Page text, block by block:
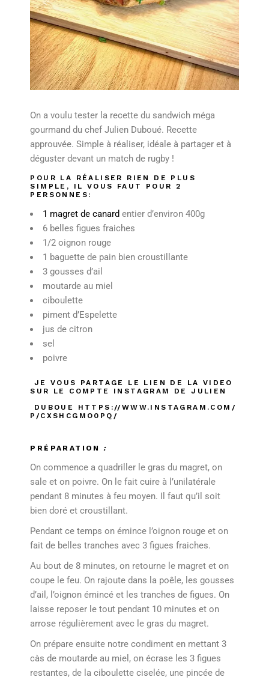
On a voulu tester la recette du sandwich méga
gourmand du chef Julien Duboué. Recette
approuvée. Simple à réaliser, idéale à partager et à
déguster devant un match de rugby !
POUR LA RÉALISER RIEN DE PLUS
SIMPLE, IL VOUS FAUT POUR 2
PERSONNES:
1 magret de canard entier d’environ 400g
6 belles figues fraiches
1/2 oignon rouge
1 baguette de pain bien croustillante
3 gousses d’ail
moutarde au miel
ciboulette
piment d’Espelette
jus de citron
sel
poivre
JE VOUS PARTAGE LE LIEN DE LA VIDEO
SUR LE COMPTE INSTAGRAM DE JULIEN
DUBOUE
HTTPS://WWW.INSTAGRAM.COM/
P/CXSHCGMO0PQ/
PRÉPARATION:
On commence a quadriller le gras du magret, on
sale et on poivre. On le fait cuire à l’unilatérale
pendant 8 minutes à feu moyen. Il faut qu’il soit
bien doré et croustillant.
Pendant ce temps on émince l’oignon rouge et on
fait de belles tranches avec 3 figues fraiches.
Au bout de 8 minutes, on retourne le magret et on
coupe le feu. On rajoute dans la poêle, les gousses
d’ail, l’oignon émincé et les tranches de figues. On
laisse reposer le tout pendant 10 minutes et on
arrose régulièrement avec le gras du magret.
On prépare ensuite notre condiment en mettant 3
càs de moutarde au miel, on écrase les 3 figues
restantes, de la ciboulette ciselée, une pincée de